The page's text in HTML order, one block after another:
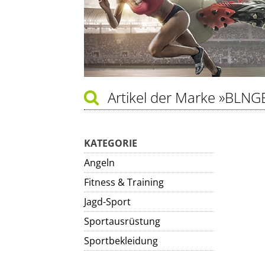
Artikel der Marke
KATEGORIE
Angeln
Fitness & Training
Jagd-Sport
Sportausrüstung
Sportbekleidung